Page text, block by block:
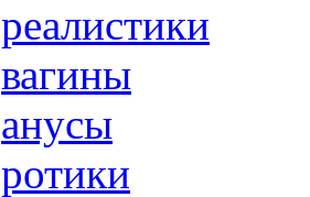
реалистики
вагины
анусы
ротики